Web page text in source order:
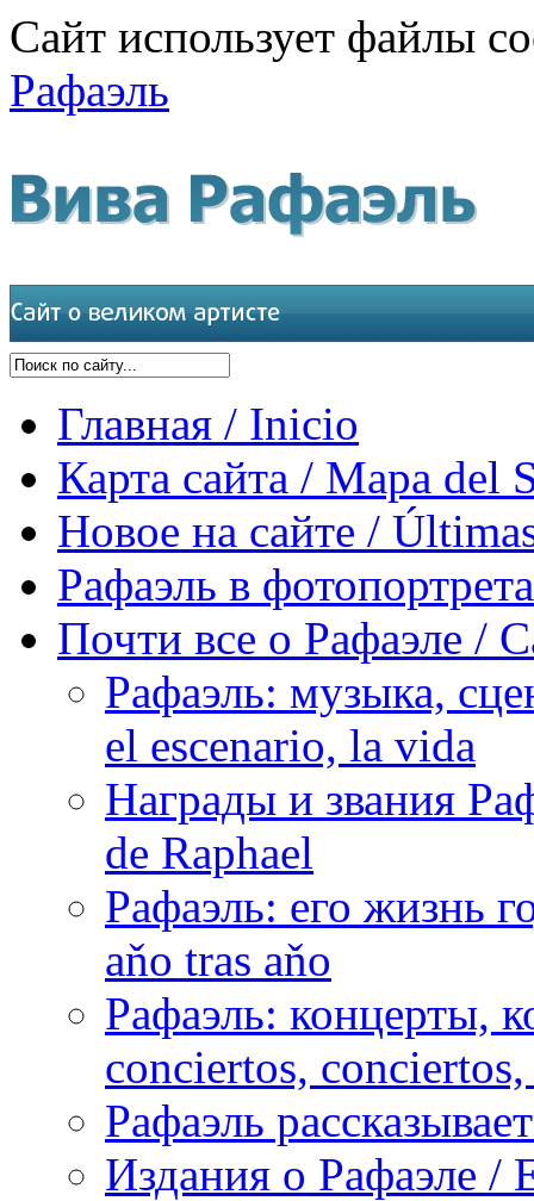
Сайт использует файлы
Рафаэль
Главная / Inicio
Карта сайта / Mapa del
Новое на сайте /
Рафаэль в
Почти все о Рафаэле /
Рафаэль: музыка,
el escenario, la vida
Награды и звания
de Raphael
Рафаэль: его жизнь
aňo tras aňo
Рафаэль: концерты,
conciertos,
Рафаэль
Издания о Рафаэле /